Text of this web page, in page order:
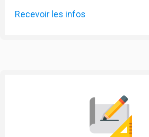
Recevoir les infos